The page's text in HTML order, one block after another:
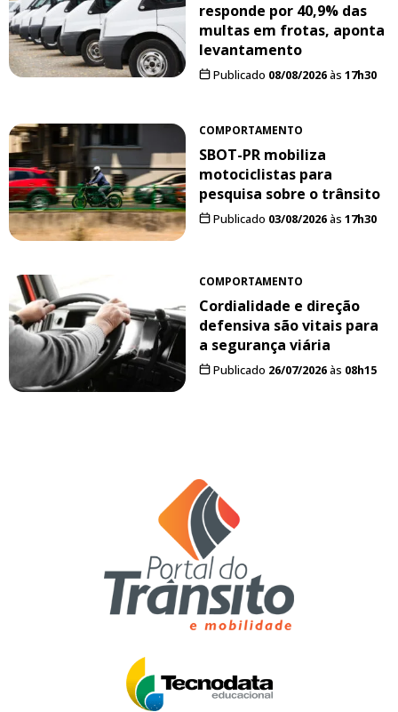
responde por 40,9% das
multas em frotas, aponta
levantamento
Publicado 08/08/2026às 17h30
COMPORTAMENTO
SBOT-PR mobiliza
motociclistas para
pesquisa sobre o trânsito
Publicado 03/08/2026às 17h30
COMPORTAMENTO
Cordialidade e direção
defensiva são vitais para
a segurança viária
Publicado 26/07/2026às 08h15